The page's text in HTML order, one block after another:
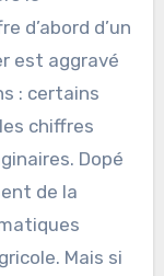
d’abord d’un
est aggravé
: certains
chiffres
Dopé
de la
Mais si